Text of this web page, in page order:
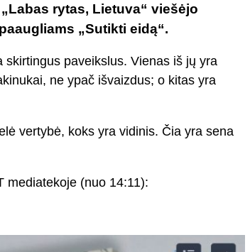
rytas, Lietuva“ viešėjo
„Sutikti eidą“.
paveikslus. Vienas iš jų yra
ne ypač išvaizdus; o kitas yra
vertybė, koks yra vidinis. Čia yra sena
mediatekoje (nuo 14:11):